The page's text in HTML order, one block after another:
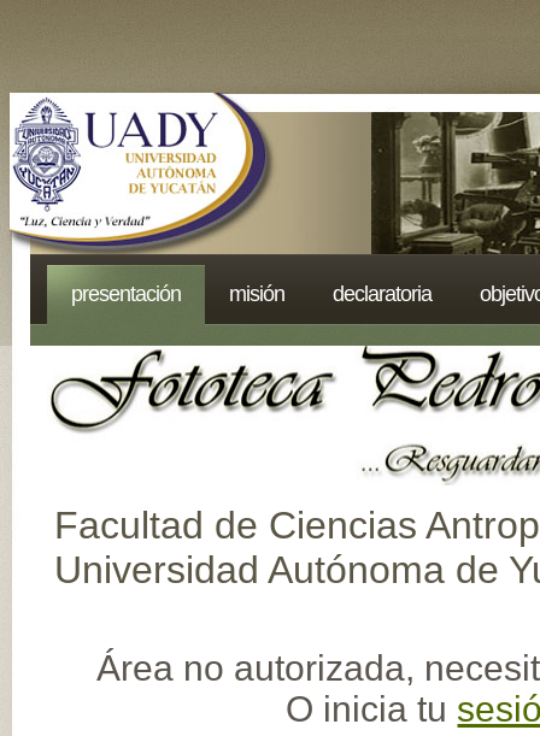
presentación misión declaratoria
Facultad de Ciencias
Universidad Autónoma de
Área no autorizada,
O inicia tu